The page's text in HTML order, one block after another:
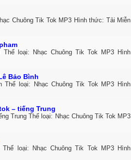
Chuông Tik Tok MP3 Hình thức: Tải Miễn
Thể loại: Nhạc Chuông Tik Tok MP3 Hình
Bảo Bình
loại: Nhạc Chuông Tik Tok MP3 Hình
– tiếng Trung
Trung Thể loại: Nhạc Chuông Tik Tok MP3
loại: Nhạc Chuông Tik Tok MP3 Hình